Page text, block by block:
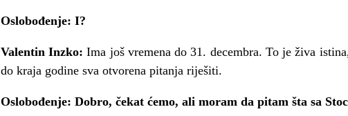
Oslobođenje: I?
Valentin Inzko:Ima još vremena do 31. decembra. To je živa
do kraja godine sva otvorena pitanja riješiti.
Oslobođenje: Dobro, čekat ćemo, ali moram da pitam šta sa